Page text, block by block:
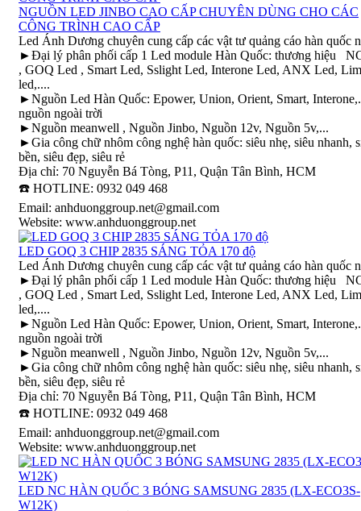
NGUỒN LED JINBO CAO CẤP CHUYÊN DÙNG CHO CÁC
CÔNG TRÌNH CAO CẤP
Led Ánh Dương chuyên cung cấp các vật tư quảng cáo hàn quốc
►Đại lý phân phối cấp 1 Led module Hàn Quốc: thương hiệu
, GOQ Led , Smart Led, Sslight Led, Interone Led, ANX Led,
led,....
►Nguồn Led Hàn Quốc: Epower, Union, Orient, Smart,
nguồn ngoài trời
►Nguồn meanwell , Nguồn Jinbo, Nguồn 12v, Nguồn 5v,...
►Gia công chữ nhôm công nghệ hàn quốc: siêu nhẹ, siêu nhanh,
bền, siêu đẹp, siêu rẻ
Địa chỉ: 70 Nguyễn Bá Tòng, P11, Quận Tân Bình, HCM
☎️ HOTLINE: 0932 049 468
Email: anhduonggroup.net@gmail.com
Website: www.anhduonggroup.net
LED GOQ 3 CHIP 2835 SÁNG TỎA 170 độ
Led Ánh Dương chuyên cung cấp các vật tư quảng cáo hàn quốc
►Đại lý phân phối cấp 1 Led module Hàn Quốc: thương hiệu
, GOQ Led , Smart Led, Sslight Led, Interone Led, ANX Led,
led,....
►Nguồn Led Hàn Quốc: Epower, Union, Orient, Smart,
nguồn ngoài trời
►Nguồn meanwell , Nguồn Jinbo, Nguồn 12v, Nguồn 5v,...
►Gia công chữ nhôm công nghệ hàn quốc: siêu nhẹ, siêu nhanh,
bền, siêu đẹp, siêu rẻ
Địa chỉ: 70 Nguyễn Bá Tòng, P11, Quận Tân Bình, HCM
☎️ HOTLINE: 0932 049 468
Email: anhduonggroup.net@gmail.com
Website: www.anhduonggroup.net
LED NC HÀN QUỐC 3 BÓNG SAMSUNG 2835 (LX-ECO3S-
W12K)